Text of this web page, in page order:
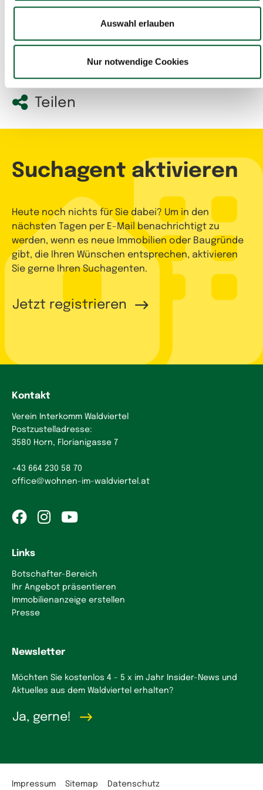
Auswahl erlauben
Nur notwendige Cookies
Hier gehts zu den
Gewerbeimmobilien
Teilen
Suchagent aktivieren
Heute noch nichts für Sie dabei? Um in den
nächsten Tagen per E-Mail benachrichtigt zu
werden, wenn es neue Immobilien oder Baugründe
gibt, die Ihren Wünschen entsprechen, aktivieren
Sie gerne Ihren Suchagenten.
Jetzt registrieren
Kontakt
Verein Interkomm Waldviertel
Postzustelladresse:
3580 Horn, Florianigasse 7
+43 664 230 58 70
office@wohnen-im-waldviertel.at
Links
Botschafter-Bereich
Ihr Angebot präsentieren
Immobilienanzeige erstellen
Presse
Newsletter
Möchten Sie kostenlos 4 - 5 x im Jahr Insider-News und
Aktuelles aus dem Waldviertel erhalten?
Ja, gerne!
Impressum Sitemap Datenschutz